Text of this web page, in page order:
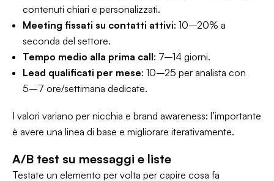
contenuti chiari e personalizzati.
Meeting fissati su contatti attivi: 10–20% a
seconda del settore.
Tempo medio alla prima call: 7–14 giorni.
Lead qualificati per mese: 10–25 per analista con
5–7 ore/settimana dedicate.
I valori variano per nicchia e brand awareness: l’importante
è avere una linea di base e migliorare iterativamente.
A/B test su messaggi e liste
Testate un elemento per volta per capire cosa fa